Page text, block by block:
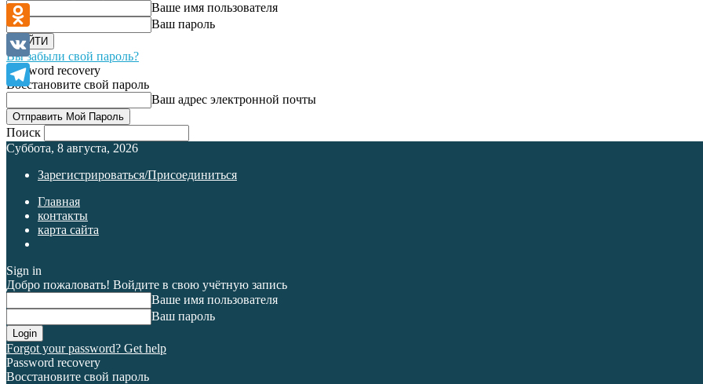
Ваше имя пользователя
Ваш пароль
Вы забыли свой пароль?
Password recovery
Восстановите свой пароль
Ваш адрес электронной почты
Поиск
Суббота, 8 августа, 2026
Зарегистрироваться/Присоединиться
Главная
контакты
карта сайта
Sign in
Добро пожаловать! Войдите в свою учётную запись
Ваше имя пользователя
Ваш пароль
Forgot your password? Get help
Password recovery
Восстановите свой пароль
Viber
Odnoklassniki
VK